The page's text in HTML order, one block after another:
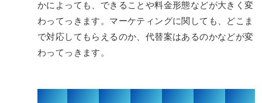
かによっても、できることや料金形態などが大きく変
わってっきます。マーケティングに関しても、どこま
で対応してもらえるのか、代替案はあるのかなどが変
わってっきます。